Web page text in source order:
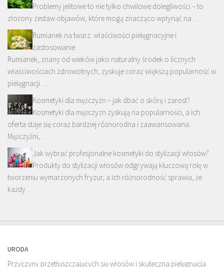
Problemy jelitowe to nie tylko chwilowe dolegliwości – to
złożony zestaw objawów, które mogą znacząco wpłynąć na …
Rumianek na twarz: właściwości pielęgnacyjne i
zastosowanie
Rumianek, znany od wieków jako naturalny środek o licznych
właściwościach zdrowotnych, zyskuje coraz większą popularność w
pielęgnacji …
Kosmetyki dla mężczyzn – jak dbać o skórę i zarost?
Kosmetyki dla mężczyzn zyskują na popularności, a ich
oferta staje się coraz bardziej różnorodna i zaawansowana.
Mężczyźni, …
Jak wybrać profesjonalne kosmetyki do stylizacji włosów?
Produkty do stylizacji włosów odgrywają kluczową rolę w
tworzeniu wymarzonych fryzur, a ich różnorodność sprawia, że
każdy …
URODA
Przyczyny przetłuszczających się włosów i skuteczna pielęgnacja